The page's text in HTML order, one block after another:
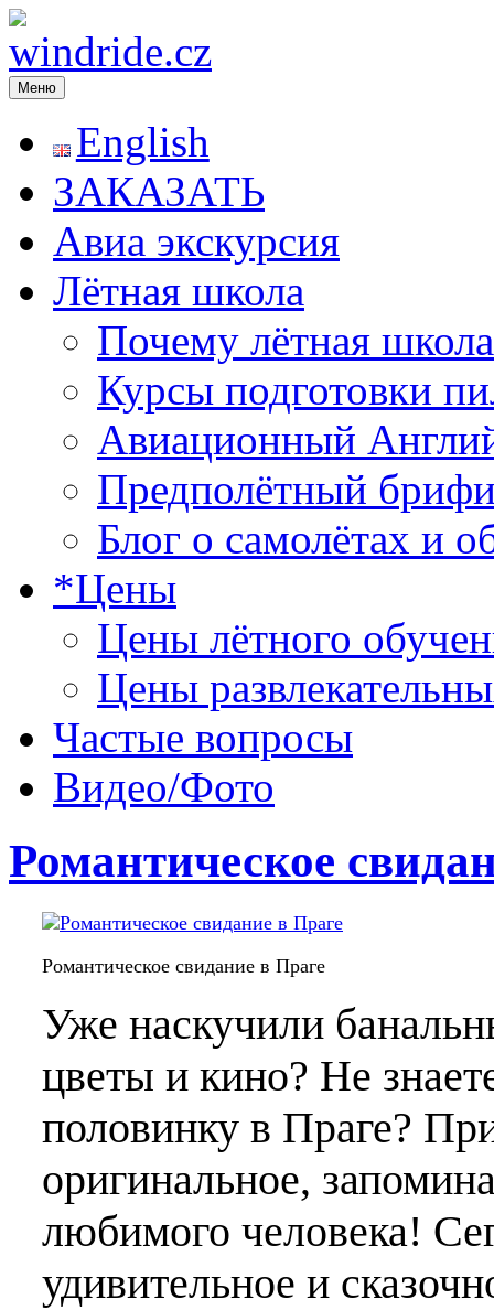
windride.cz
Лётная школа — Полеты на частном самолёте над Прагой.
экстрим. Лётное училище в Чехии
Меню
English
ЗАКАЗАТЬ
Авиа экскурсия
Лётная школа
Почему лётная
Курсы подготовки
Авиационный
Предполётный
Блог о самолётах и
*Цены
Цены лётного
Цены
Частые вопросы
Видео/Фото
Романтическое
Романтическое свидание в Праге
Уже наскучили
цветы и кино? Не
половинку в Праге?
оригинальное,
любимого человека!
удивительное и